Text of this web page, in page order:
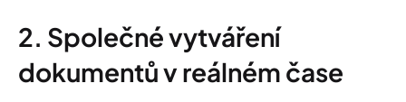
2. Společné vytváření
dokumentů v reálném čase